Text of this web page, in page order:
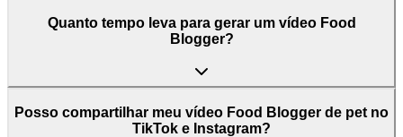
Quanto tempo leva para gerar um vídeo Food
Blogger?
Posso compartilhar meu vídeo Food Blogger de pet no
TikTok e Instagram?